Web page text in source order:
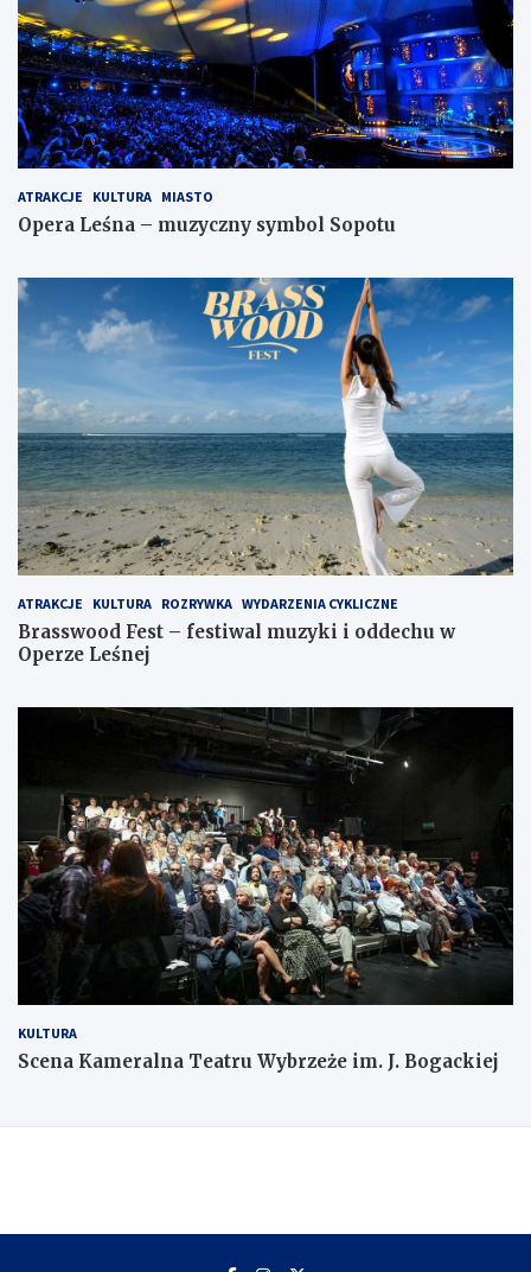
ATRAKCJE KULTURA MIASTO
Opera Leśna – muzyczny symbol Sopotu
ATRAKCJE KULTURA ROZRYWKA WYDARZENIA CYKLICZNE
Brasswood Fest – festiwal muzyki i oddechu w
Operze Leśnej
KULTURA
Scena Kameralna Teatru Wybrzeże im. J. Bogackiej